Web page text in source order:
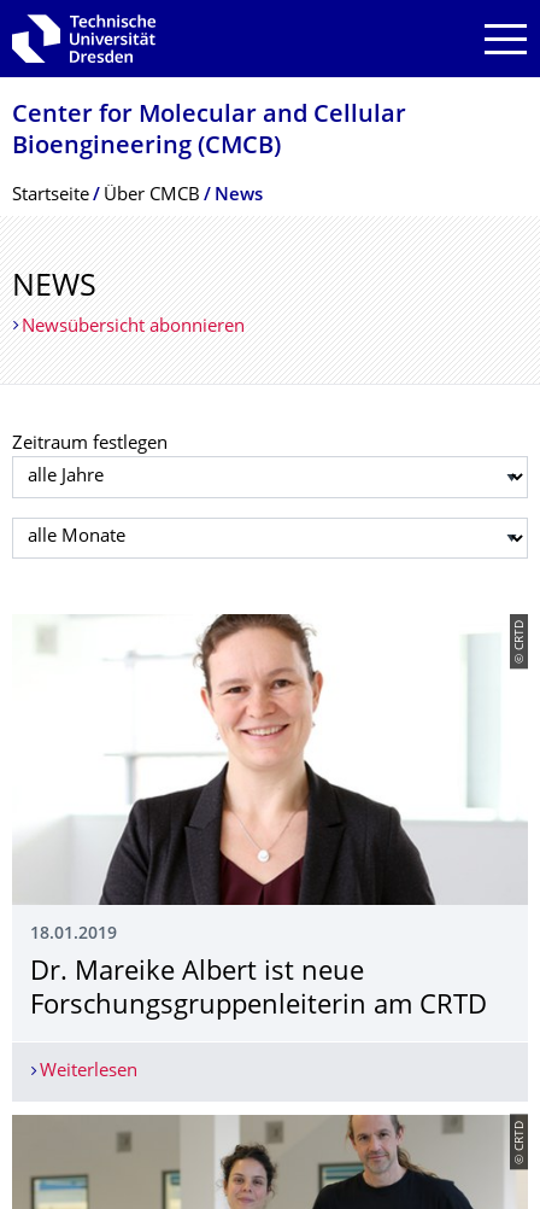
Zur Hauptnavigation springen
Zur Suche springen
Zum Inhalt springen
Center for Molecular and Cellular
Bioengineering (CMCB)
Breadcrumb-Menü
Startseite Über CMCB News
NEWS
Newsübersicht abonnieren
Zeitraum festlegen
Jahr auswählen
Monat auswählen
© CRTD
18.01.2019
Dr. Mareike Albert ist neue
Forschungsgruppen­leiterin am CRTD
Weiterlesen
© CRTD